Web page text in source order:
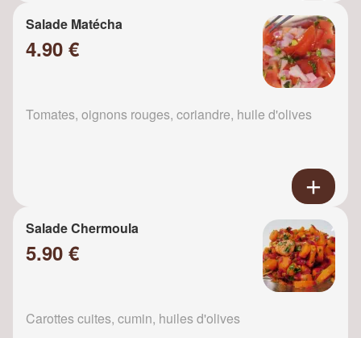
Salade Matécha
4.90 €
Tomates, oignons rouges, coriandre, huile d'olives
Salade Chermoula
5.90 €
Carottes cuites, cumin, huiles d'olives